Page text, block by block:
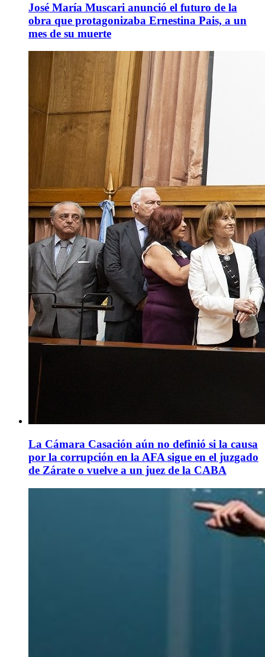
José María Muscari anunció el futuro de la
obra que protagonizaba Ernestina Pais, a un
mes de su muerte
La Cámara Casación aún no definió si la causa
por la corrupción en la AFA sigue en el juzgado
de Zárate o vuelve a un juez de la CABA